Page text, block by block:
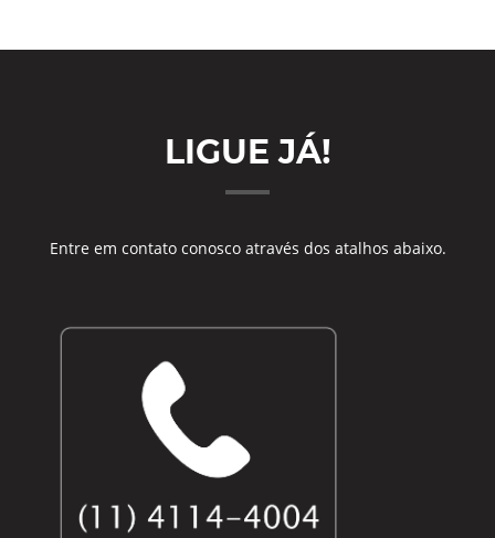
LIGUE JÁ!
Entre em contato conosco através dos atalhos abaixo.